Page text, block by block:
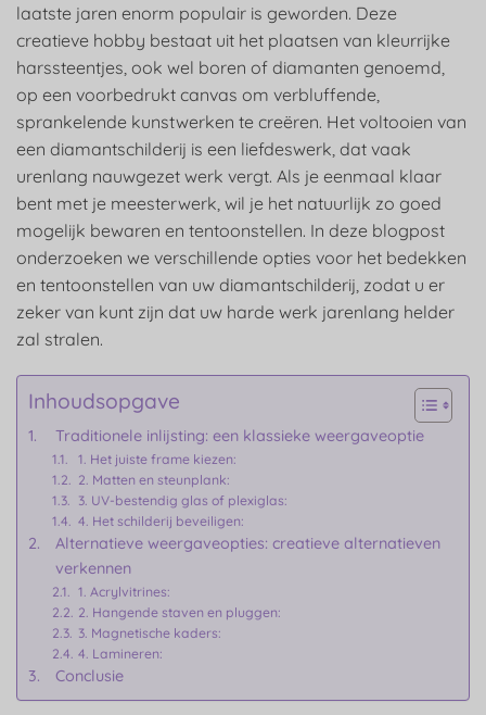
laatste jaren enorm populair is geworden. Deze
creatieve hobby bestaat uit het plaatsen van kleurrijke
harssteentjes, ook wel boren of diamanten genoemd,
op een voorbedrukt canvas om verbluffende,
sprankelende kunstwerken te creëren. Het voltooien van
een diamantschilderij is een liefdeswerk, dat vaak
urenlang nauwgezet werk vergt. Als je eenmaal klaar
bent met je meesterwerk, wil je het natuurlijk zo goed
mogelijk bewaren en tentoonstellen. In deze blogpost
onderzoeken we verschillende opties voor het bedekken
en tentoonstellen van uw diamantschilderij, zodat u er
zeker van kunt zijn dat uw harde werk jarenlang helder
zal stralen.
Inhoudsopgave
Traditionele inlijsting: een klassieke weergaveoptie
1. Het juiste frame kiezen:
2. Matten en steunplank:
3. UV-bestendig glas of plexiglas:
4. Het schilderij beveiligen:
Alternatieve weergaveopties: creatieve alternatieven
verkennen
1. Acrylvitrines:
2. Hangende staven en pluggen:
3. Magnetische kaders:
4. Lamineren:
Conclusie